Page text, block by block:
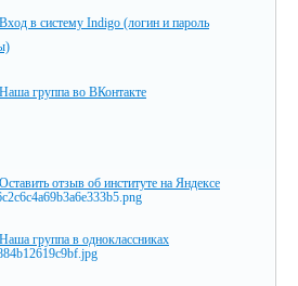
Вход в систему Indigo (логин и пароль
Наша группа во ВКонтакте
Оставить отзыв об институте на Яндексе
Наша группа в одноклассниках